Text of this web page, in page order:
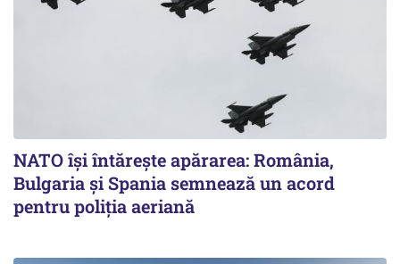
NATO își întărește apărarea: România,
Bulgaria și Spania semnează un acord
pentru poliția aeriană